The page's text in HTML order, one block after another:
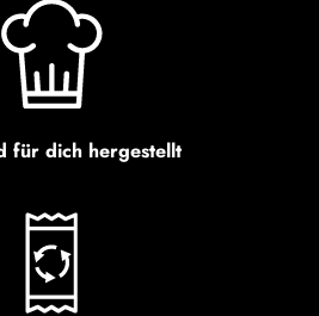
Säuerungsmittel:
Farbstoffe:
Allurarot AC, Kurkumin.
anderen Schalenfrüchten
richtiger
(kcal): 513Fett:
19g Kohlenhydrate:
34g Eiweiß: 7,1g
&
für dich hergestellt